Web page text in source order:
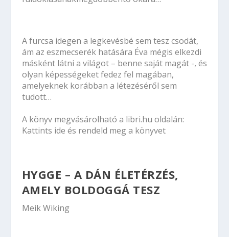
A furcsa idegen a legkevésbé sem tesz csodát,
ám az eszmecserék hatására Éva mégis elkezdi
másként látni a világot – benne saját magát -, és
olyan képességeket fedez fel magában,
amelyeknek korábban a létezéséről sem
tudott…
A könyv megvásárolható a libri.hu oldalán:
Kattints ide és rendeld meg a könyvet
HYGGE – A DÁN ÉLETÉRZÉS,
AMELY BOLDOGGÁ TESZ
Meik Wiking